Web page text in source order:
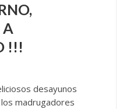
A
!!!
desayunos
madrugadores